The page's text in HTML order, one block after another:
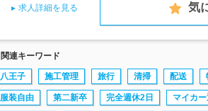
求人詳細を見る 気
関連キーワード
八王子 施工管理 旅行 清掃 配送
服装自由 第二新卒 完全週休2日 マイカ